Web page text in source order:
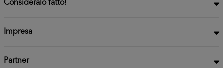
Consideralo fatto!
Impresa
Partner